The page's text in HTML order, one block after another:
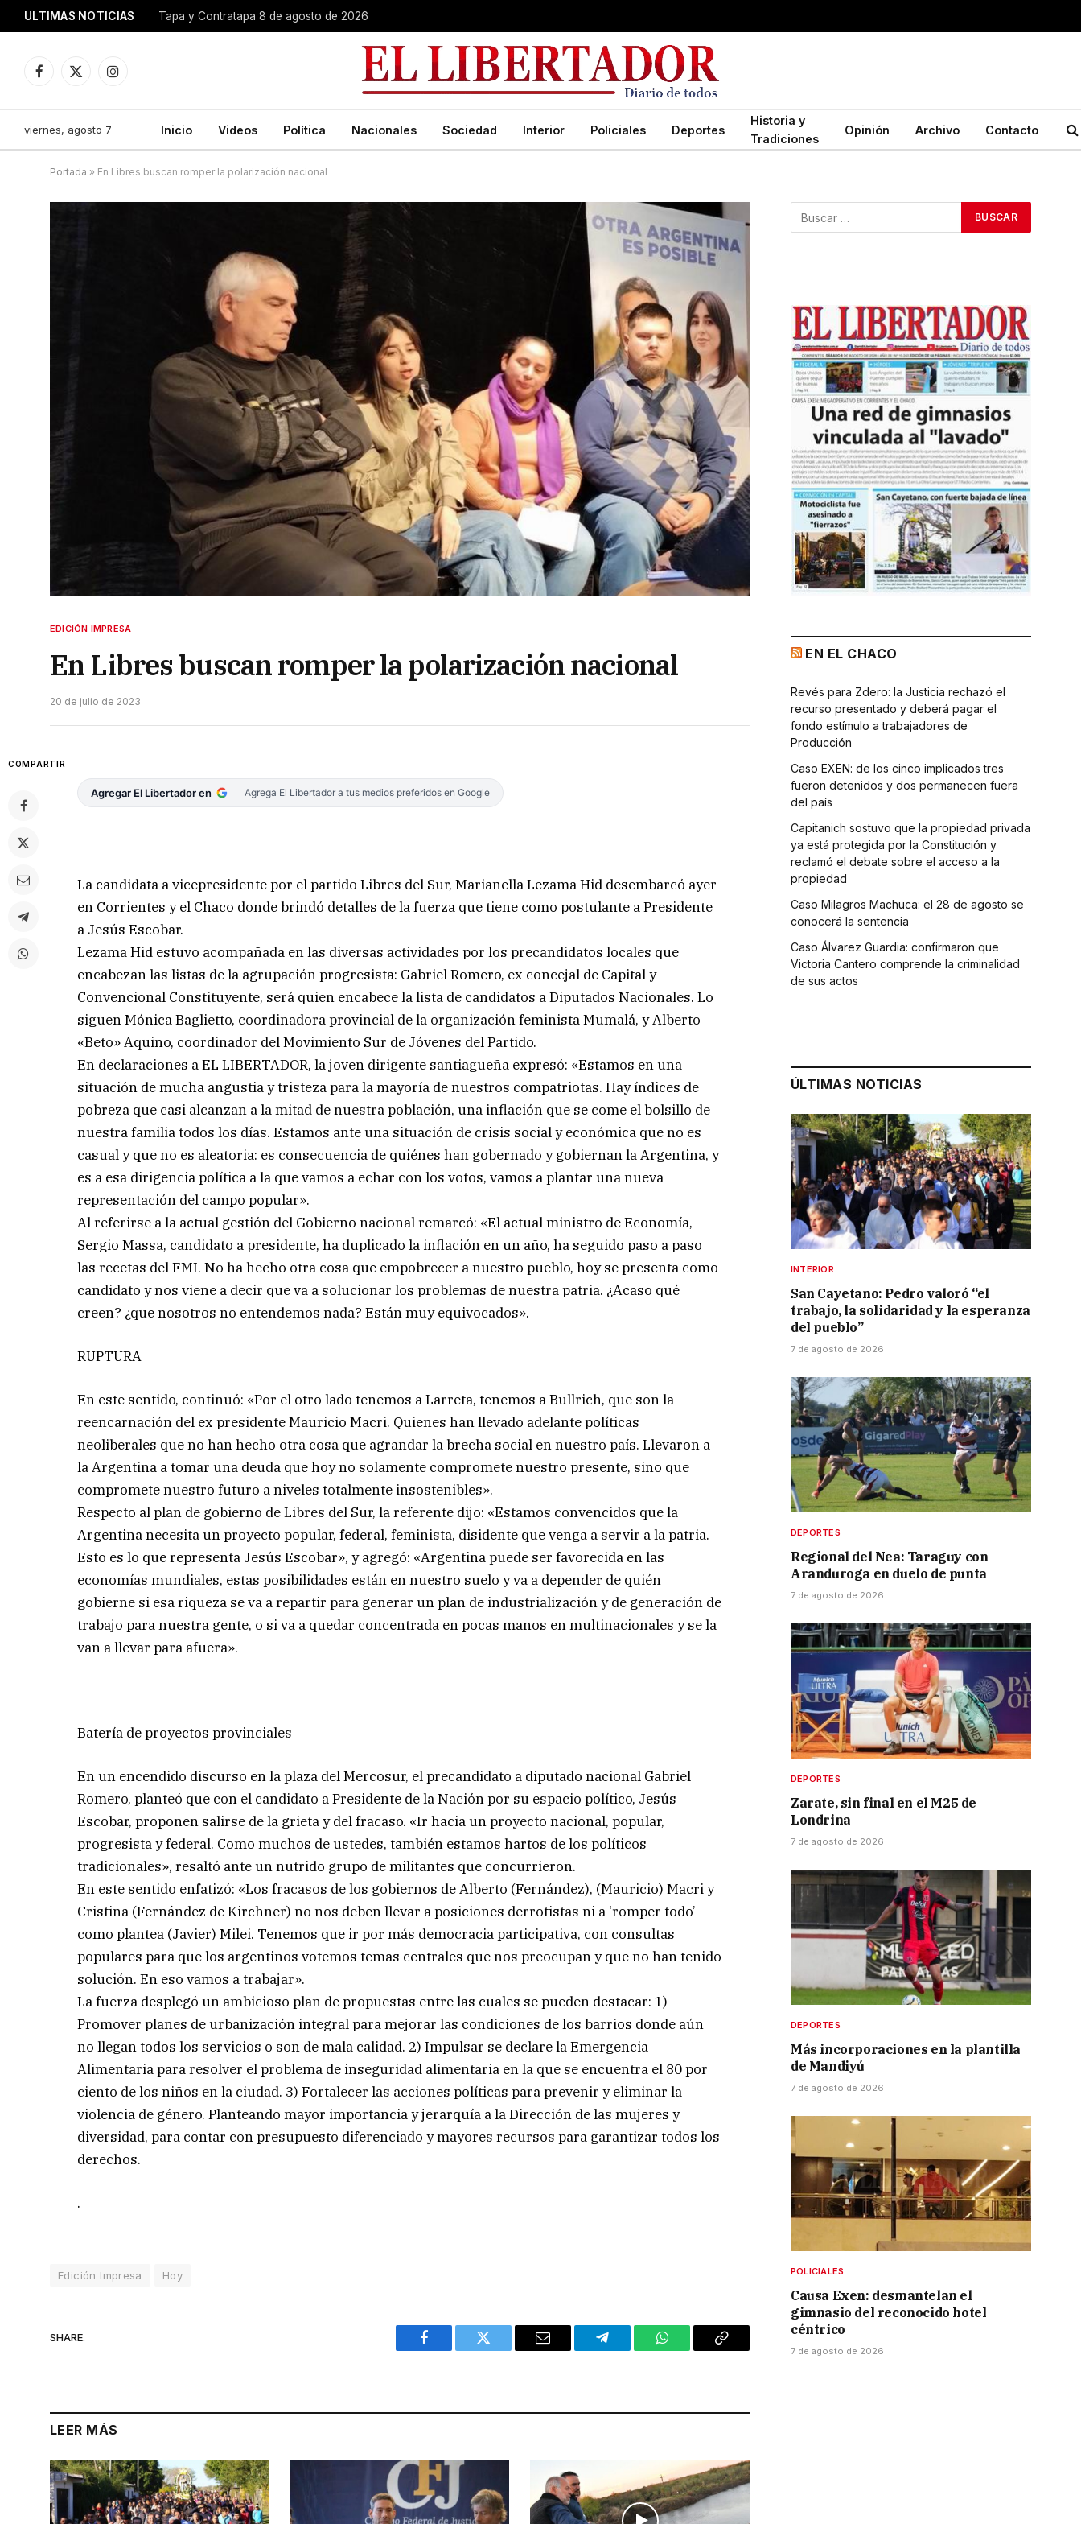
ULTIMAS NOTICIAS Tapa y Contratapa 8 de agosto de 2026
Facebook
X
Instagram
viernes, agosto 7 Inicio Videos Política Nacionales Sociedad Interior Policiales Deportes
Historia y
Tradiciones
Opinión Archivo Contacto
Portada » En Libres buscan romper la polarización nacional
EDICIÓN IMPRESA
En Libres buscan romper la polarización nacional
20 de julio de 2023
COMPARTIR
Agregar El Libertador en Agrega El Libertador a tus medios preferidos en Google
La candidata a vicepresidente por el partido Libres del Sur, Marianella Lezama Hid desembarcó ayer
en Corrientes y el Chaco donde brindó detalles de la fuerza que tiene como postulante a Presidente
a Jesús Escobar.
Lezama Hid estuvo acompañada en las diversas actividades por los precandidatos locales que
encabezan las listas de la agrupación progresista: Gabriel Romero, ex concejal de Capital y
Convencional Constituyente, será quien encabece la lista de candidatos a Diputados Nacionales. Lo
siguen Mónica Baglietto, coordinadora provincial de la organización feminista Mumalá, y Alberto
«Beto» Aquino, coordinador del Movimiento Sur de Jóvenes del Partido.
En declaraciones a EL LIBERTADOR, la joven dirigente santiagueña expresó: «Estamos en una
situación de mucha angustia y tristeza para la mayoría de nuestros compatriotas. Hay índices de
pobreza que casi alcanzan a la mitad de nuestra población, una inflación que se come el bolsillo de
nuestra familia todos los días. Estamos ante una situación de crisis social y económica que no es
casual y que no es aleatoria: es consecuencia de quiénes han gobernado y gobiernan la Argentina, y
es a esa dirigencia política a la que vamos a echar con los votos, vamos a plantar una nueva
representación del campo popular».
Al referirse a la actual gestión del Gobierno nacional remarcó: «El actual ministro de Economía,
Sergio Massa, candidato a presidente, ha duplicado la inflación en un año, ha seguido paso a paso
las recetas del FMI. No ha hecho otra cosa que empobrecer a nuestro pueblo, hoy se presenta como
candidato y nos viene a decir que va a solucionar los problemas de nuestra patria. ¿Acaso qué
creen? ¿que nosotros no entendemos nada? Están muy equivocados».
RUPTURA
En este sentido, continuó: «Por el otro lado tenemos a Larreta, tenemos a Bullrich, que son la
reencarnación del ex presidente Mauricio Macri. Quienes han llevado adelante políticas
neoliberales que no han hecho otra cosa que agrandar la brecha social en nuestro país. Llevaron a
la Argentina a tomar una deuda que hoy no solamente compromete nuestro presente, sino que
compromete nuestro futuro a niveles totalmente insostenibles».
Respecto al plan de gobierno de Libres del Sur, la referente dijo: «Estamos convencidos que la
Argentina necesita un proyecto popular, federal, feminista, disidente que venga a servir a la patria.
Esto es lo que representa Jesús Escobar», y agregó: «Argentina puede ser favorecida en las
economías mundiales, estas posibilidades están en nuestro suelo y va a depender de quién
gobierne si esa riqueza se va a repartir para generar un plan de industrialización y de generación de
trabajo para nuestra gente, o si va a quedar concentrada en pocas manos en multinacionales y se la
van a llevar para afuera».
Batería de proyectos provinciales
En un encendido discurso en la plaza del Mercosur, el precandidato a diputado nacional Gabriel
Romero, planteó que con el candidato a Presidente de la Nación por su espacio político, Jesús
Escobar, proponen salirse de la grieta y del fracaso. «Ir hacia un proyecto nacional, popular,
progresista y federal. Como muchos de ustedes, también estamos hartos de los políticos
tradicionales», resaltó ante un nutrido grupo de militantes que concurrieron.
En este sentido enfatizó: «Los fracasos de los gobiernos de Alberto (Fernández), (Mauricio) Macri y
Cristina (Fernández de Kirchner) no nos deben llevar a posiciones derrotistas ni a ‘romper todo’
como plantea (Javier) Milei. Tenemos que ir por más democracia participativa, con consultas
populares para que los argentinos votemos temas centrales que nos preocupan y que no han tenido
solución. En eso vamos a trabajar».
La fuerza desplegó un ambicioso plan de propuestas entre las cuales se pueden destacar: 1)
Promover planes de urbanización integral para mejorar las condiciones de los barrios donde aún
no llegan todos los servicios o son de mala calidad. 2) Impulsar se declare la Emergencia
Alimentaria para resolver el problema de inseguridad alimentaria en la que se encuentra el 80 por
ciento de los niños en la ciudad. 3) Fortalecer las acciones políticas para prevenir y eliminar la
violencia de género. Planteando mayor importancia y jerarquía a la Dirección de las mujeres y
diversidad, para contar con presupuesto diferenciado y mayores recursos para garantizar todos los
derechos.
.
Edición Impresa Hoy
SHARE.
Facebook Twitter Email Telegram WhatsAppCopy
LEER MÁS
EN EL CHACO
Revés para Zdero: la Justicia rechazó el
recurso presentado y deberá pagar el
fondo estímulo a trabajadores de
Producción
Caso EXEN: de los cinco implicados tres
fueron detenidos y dos permanecen fuera
del país
Capitanich sostuvo que la propiedad privada
ya está protegida por la Constitución y
reclamó el debate sobre el acceso a la
propiedad
Caso Milagros Machuca: el 28 de agosto se
conocerá la sentencia
Caso Álvarez Guardia: confirmaron que
Victoria Cantero comprende la criminalidad
de sus actos
ÚLTIMAS NOTICIAS
INTERIOR
San Cayetano: Pedro valoró “el
trabajo, la solidaridad y la esperanza
del pueblo”
7 de agosto de 2026
DEPORTES
Regional del Nea: Taraguy con
Aranduroga en duelo de punta
7 de agosto de 2026
DEPORTES
Zarate, sin final en el M25 de
Londrina
7 de agosto de 2026
DEPORTES
Más incorporaciones en la plantilla
de Mandiyú
7 de agosto de 2026
POLICIALES
Causa Exen: desmantelan el
gimnasio del reconocido hotel
céntrico
7 de agosto de 2026